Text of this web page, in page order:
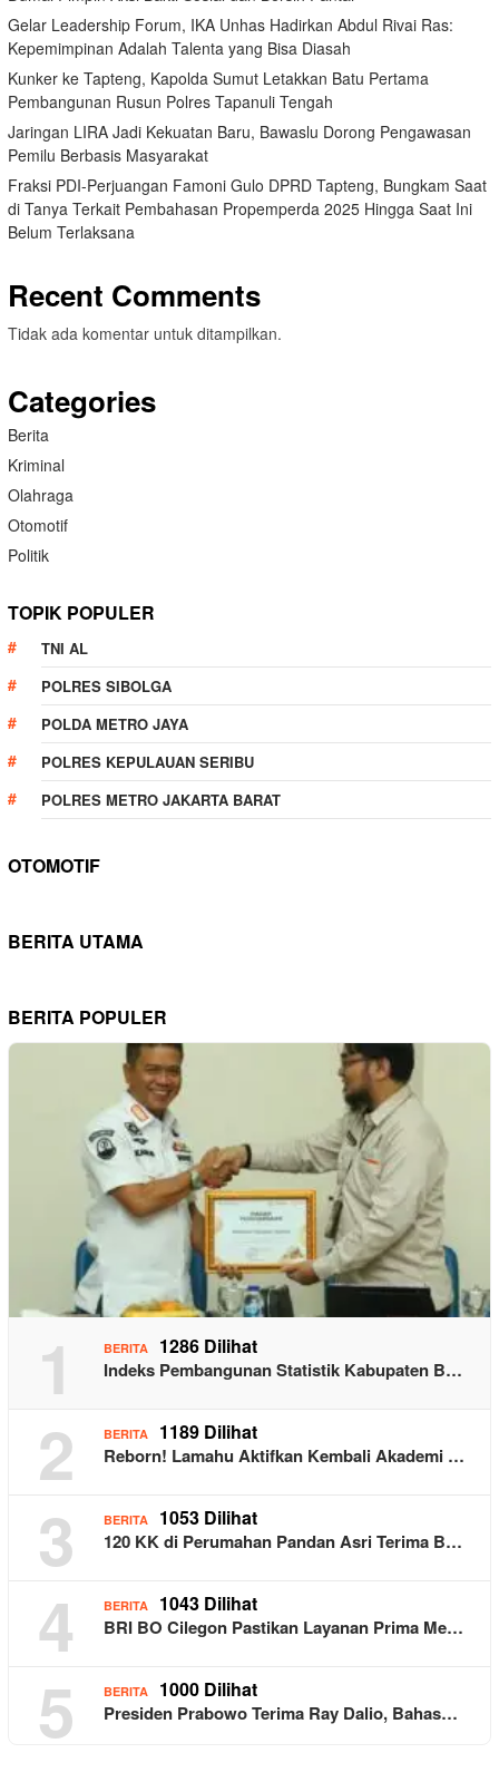
Gelar Leadership Forum, IKA Unhas Hadirkan Abdul Rivai Ras:
Kepemimpinan Adalah Talenta yang Bisa Diasah
Kunker ke Tapteng, Kapolda Sumut Letakkan Batu Pertama
Pembangunan Rusun Polres Tapanuli Tengah
Jaringan LIRA Jadi Kekuatan Baru, Bawaslu Dorong Pengawasan
Pemilu Berbasis Masyarakat
Fraksi PDI-Perjuangan Famoni Gulo DPRD Tapteng, Bungkam Saat
di Tanya Terkait Pembahasan Propemperda 2025 Hingga Saat Ini
Belum Terlaksana
Recent Comments
Tidak ada komentar untuk ditampilkan.
Categories
Berita
Kriminal
Olahraga
Otomotif
Politik
TOPIK POPULER
TNI AL
POLRES SIBOLGA
POLDA METRO JAYA
POLRES KEPULAUAN SERIBU
POLRES METRO JAKARTA BARAT
OTOMOTIF
BERITA UTAMA
BERITA POPULER
1 BERITA 1286 Dilihat
Indeks Pembangunan Statistik Kabupaten B…
2 BERITA 1189 Dilihat
Reborn! Lamahu Aktifkan Kembali Akademi …
3 BERITA 1053 Dilihat
120 KK di Perumahan Pandan Asri Terima B…
4 BERITA 1043 Dilihat
BRI BO Cilegon Pastikan Layanan Prima Me…
5 BERITA 1000 Dilihat
Presiden Prabowo Terima Ray Dalio, Bahas…